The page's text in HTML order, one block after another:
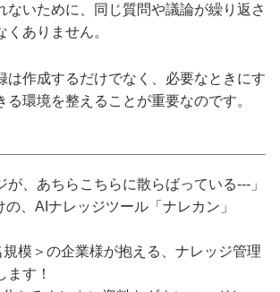
ないために、同じ質問や議論が繰り返さ
ありません。
は作成するだけでなく、必要なときにす
る環境を整えることが重要なのです。
が、あちらこちらに散らばっている---」
の、AIナレッジツール「ナレカン」
規模＞の企業様が抱える、ナレッジ管理
ます！